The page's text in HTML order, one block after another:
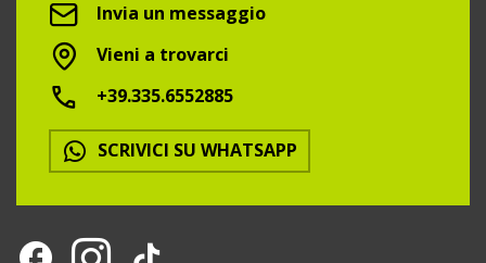
Invia un messaggio
Vieni a trovarci
+39.335.6552885
SCRIVICI SU WHATSAPP